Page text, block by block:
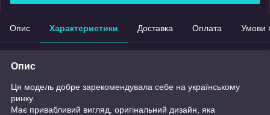
Опис Характеристики Доставка Оплата Умови
Опис
Ця модель добре зарекомендувала себе на українському
ринку.
Має привабливий вигляд, оригінальний дизайн, яка